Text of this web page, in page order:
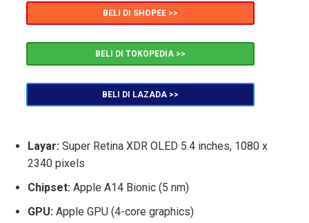
BELI DI SHOPEE >>
BELI DI TOKOPEDIA >>
BELI DI LAZADA >>
Layar: Super Retina XDR OLED 5.4 inches, 1080 x
2340 pixels
Chipset: Apple A14 Bionic (5 nm)
GPU: Apple GPU (4-core graphics)